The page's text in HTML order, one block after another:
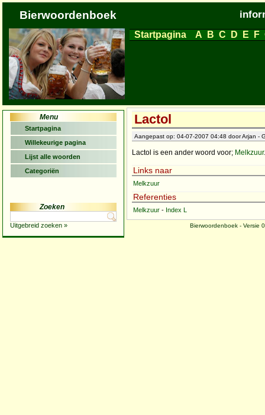
Bierwoordenboek
Startpagina A B C D E F
Menu
Startpagina
Willekeurige pagina
Lijst alle woorden
Categoriën
Zoeken
Uitgebreid zoeken »
Lactol
Aangepast op: 04-07-2007 04:48 door Arjan -
Lactol is een ander woord voor; Melkzuur.
Links naar
Melkzuur
Referenties
Melkzuur - Index L
Bierwoordenboek - Versie